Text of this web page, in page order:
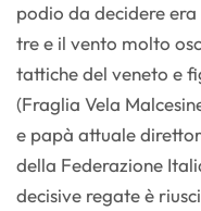
podio da decidere
tre e il vento molto
tattiche del veneto e
(Fraglia Vela
e papà attuale
della Federazione
decisive regate è